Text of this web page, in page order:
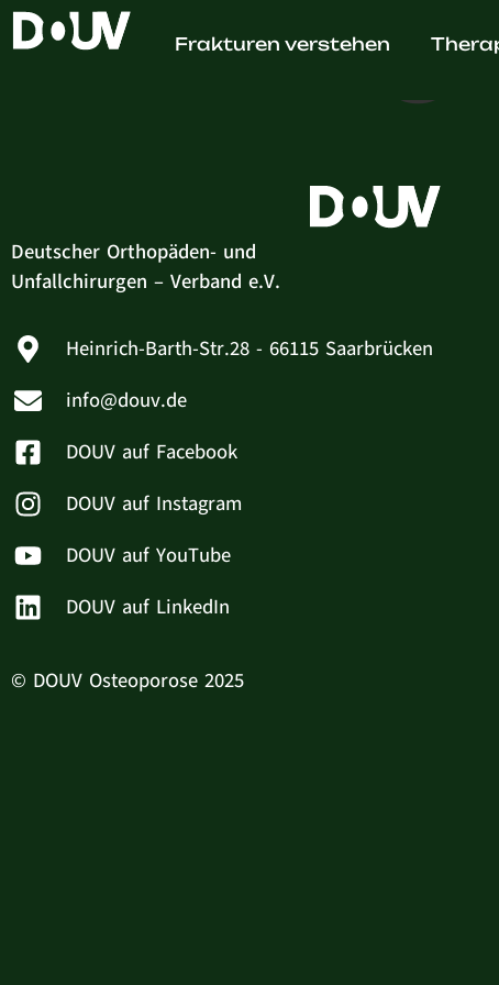
Frakturen verstehen
Deutscher Orthopäden- und
Unfallchirurgen – Verband e.V.
Heinrich-Barth-Str.28 - 66115 Saarbrücken
info@douv.de
DOUV auf Facebook
DOUV auf Instagram
DOUV auf YouTube
DOUV auf LinkedIn
© DOUV Osteoporose 2025